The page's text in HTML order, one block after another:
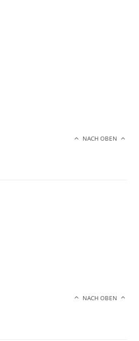
NACH OBEN
NACH OBEN